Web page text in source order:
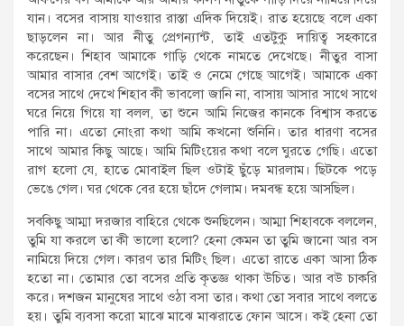
যান। বসের বাসায় যাওয়ার রাস্তা এদিক দিয়েই। রাত হয়েছে বলে একা
ছাড়লেন না। আর নীতু প্রেগন্যান্ট, তাই এতটুকু দায়িত্ব সহকারে
করেছেন। শিহাব আমাকে গাড়ি থেকে নামতে দেখেছে। নীতুর বাসা
আমার বাসার বেশ আগেই। তাই ও নেমে গেছে আগেই। আমাকে একা
বসের সাথে দেখে শিহাব কী ভাবলো জানি না, বাসায় আসার সাথে সাথে
ঘরে নিয়ে গিয়ে যা বলল, তা শুনে আমি নিজের কানকে বিশ্বাস করতে
পারি না। এতো নোংরা কথা আমি কখনো শুনিনি। তার ধারণা বসের
সাথে আমার কিছু আছে। আমি মিটিংয়ের কথা বলে ঘুরতে গেছি। এতো
রাগ হলো যে, হাতে মোবাইল ছিল ওটাই ছুঁড়ে মারলাম। ছিটকে পড়ে
ভেঙে গেল। ঘর থেকে বের হয়ে ছাঁদে গেলাম। দমবন্ধ হয়ে আসছিল।
সবকিছু আম্মা দরজার বাহিরে থেকে শুনছিলেন। আম্মা শিহাবকে বললেন,
তুমি যা করলে তা কী ভালো হলো? হেনা কেমন তা তুমি জানো আর বস
নামিয়ে দিয়ে গেল। কারণ তার মিটিং ছিল। এতো রাতে একা আসা ঠিক
হতো না। তোমার তো বসের প্রতি কৃতজ্ঞ থাকা উচিত। আর বউ চাকরি
করে। দশজন মানুষের সাথে ওঠা বসা তার। কথা তো সবার সাথে বলতে
হয়। তুমি ব্যবসা করো মাঝে মাঝে মাঝরাতে ফোন আসে। কই হেনা তো